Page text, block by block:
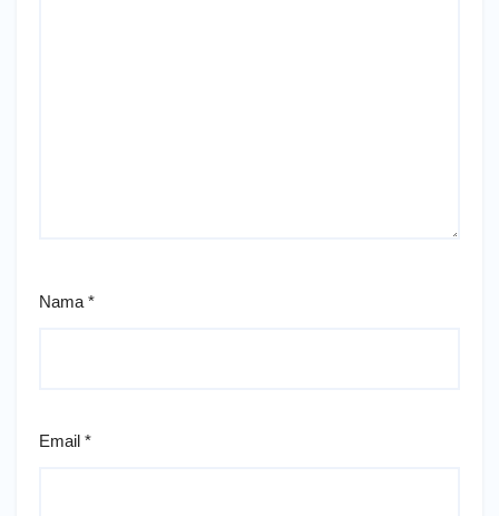
Nama *
Email *